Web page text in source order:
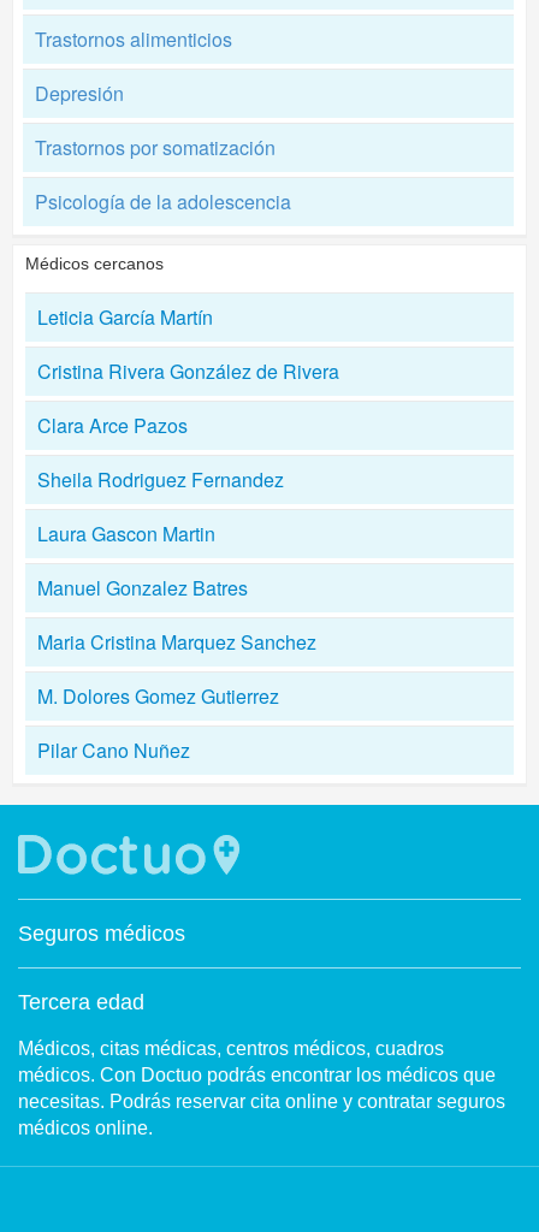
Trastornos alimenticios
Depresión
Trastornos por somatización
Psicología de la adolescencia
Médicos cercanos
Leticia García Martín
Cristina Rivera González de Rivera
Clara Arce Pazos
Sheila Rodriguez Fernandez
Laura Gascon Martin
Manuel Gonzalez Batres
Maria Cristina Marquez Sanchez
M. Dolores Gomez Gutierrez
Pilar Cano Nuñez
Seguros médicos
Tercera edad
Médicos, citas médicas, centros médicos, cuadros
médicos. Con Doctuo podrás encontrar los médicos que
necesitas. Podrás reservar cita online y contratar seguros
médicos online.